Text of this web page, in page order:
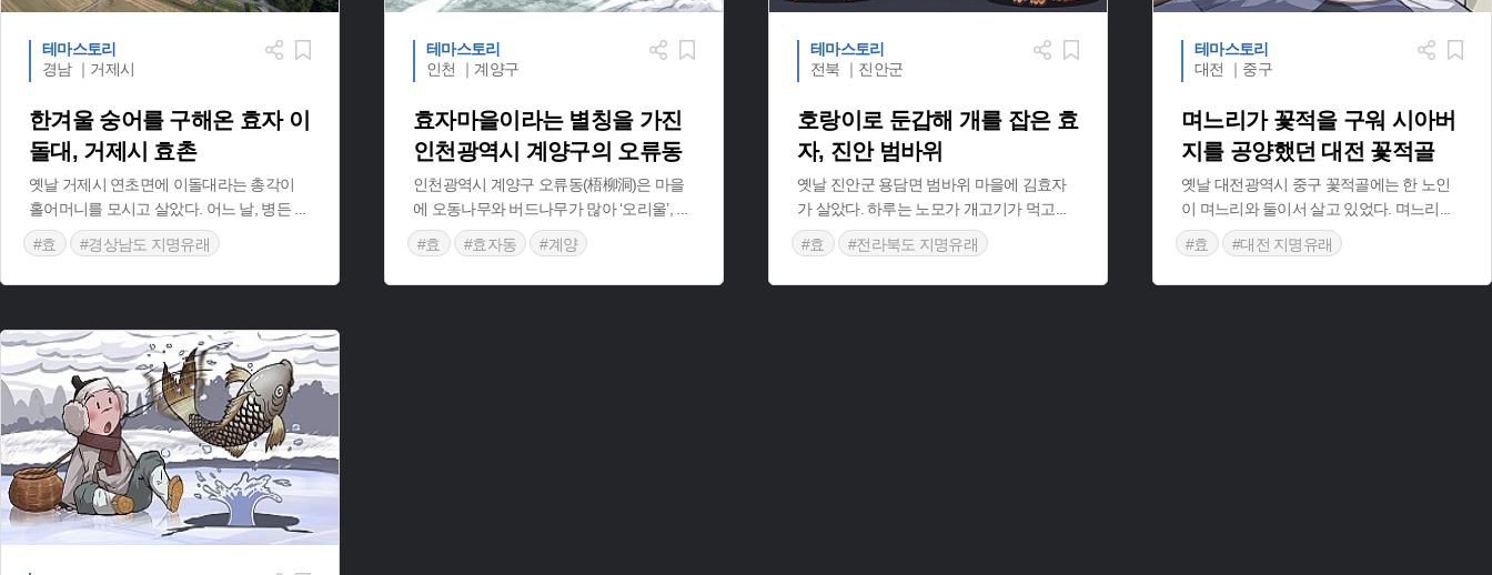
테마스토리
경남 ｜거제시
한겨울 숭어를 구해온 효자 이
돌대, 거제시 효촌
옛날 거제시 연초면에 이돌대라는 총각이
홀어머니를 모시고 살았다. 어느 날, 병든
#효
#경상남도 지명유래
테마스토리
인천 ｜계양구
효자마을이라는 별칭을 가진
인천광역시 계양구의 오류동
인천광역시 계양구 오류동(梧柳洞)은 마을
에 오동나무와 버드나무가 많아 ‘오리울’,
#효
#효자동
#계양
테마스토리
전북 ｜진안군
호랑이로 둔갑해 개를 잡은 효
자, 진안 범바위
옛날 진안군 용담면 범바위 마을에 김효자
가 살았다. 하루는 노모가 개고기가 먹고
#효
#전라북도 지명유래
테마스토리
대전 ｜중구
며느리가 꽃적을 구워 시아버
지를 공양했던 대전 꽃적골
옛날 대전광역시 중구 꽃적골에는 한 노인
이 며느리와 둘이서 살고 있었다. 며느리
#효
#대전 지명유래